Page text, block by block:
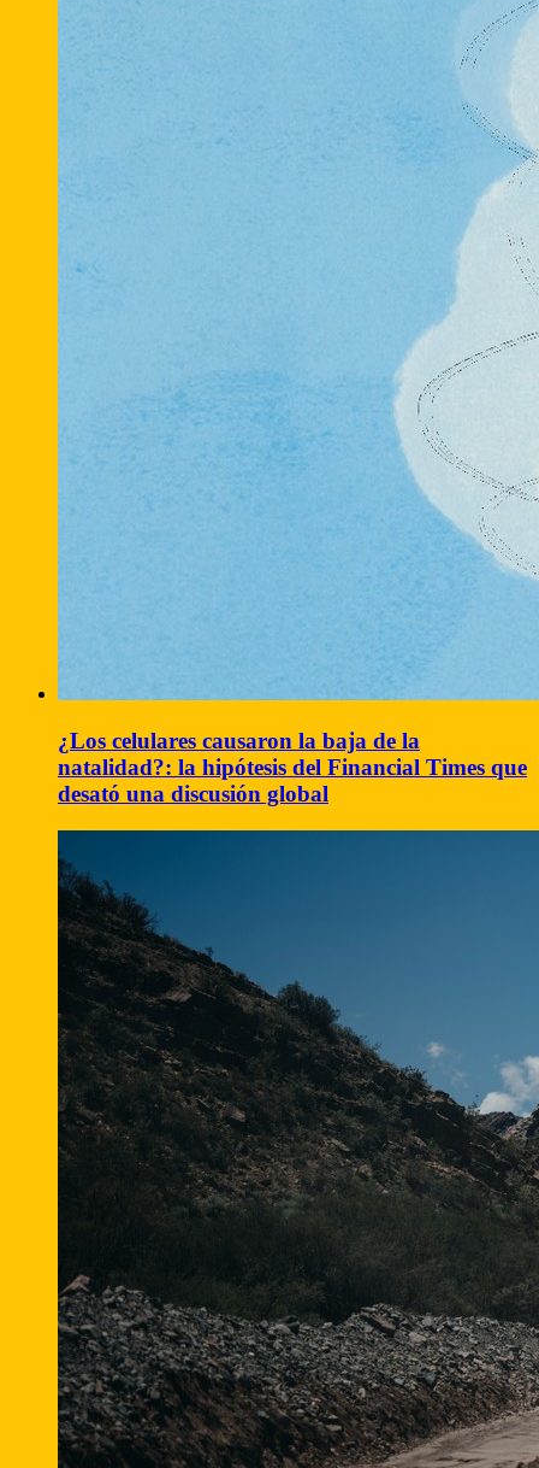
¿Los celulares causaron la baja de la
natalidad?: la hipótesis del Financial Times que
desató una discusión global